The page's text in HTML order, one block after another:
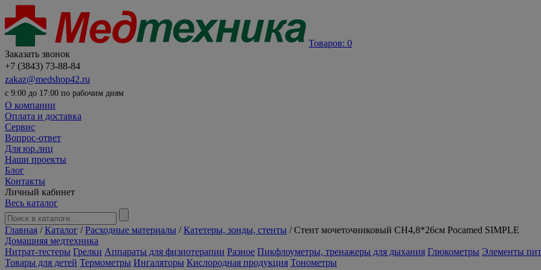
Товаров: 0
Заказать звонок
+7 (3843) 73-88-84
zakaz@medshop42.ru
с 9:00 до 17:00 по рабочим дням
О компании
Оплата и доставка
Сервис
Вопрос-ответ
Для юр.лиц
Наши проекты
Блог
Контакты
Личный кабинет
Весь каталог
Главная /Каталог /Расходные материалы /Катетеры, зонды, стенты /Стент мочеточниковый СН4,8*26см Pocamed SIMPLE
Домашняя медтехника
Нитрат-тестеры Грелки Аппараты для физиотерапии Разное Пикфлоуметры, тренажеры для дыхания Глюкометры Элементы
Товары для детей Термометры Ингаляторы Кислородная продукция Тонометры